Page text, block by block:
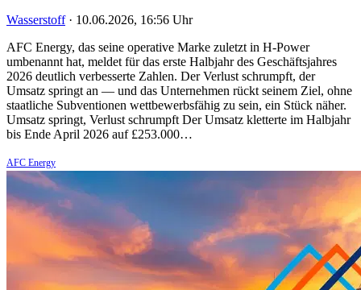
Wasserstoff · 10.06.2026, 16:56 Uhr
AFC Energy, das seine operative Marke zuletzt in H-Power
umbenannt hat, meldet für das erste Halbjahr des Geschäftsjahres
2026 deutlich verbesserte Zahlen. Der Verlust schrumpft, der
Umsatz springt an — und das Unternehmen rückt seinem Ziel, ohne
staatliche Subventionen wettbewerbsfähig zu sein, ein Stück näher.
Umsatz springt, Verlust schrumpft Der Umsatz kletterte im Halbjahr
bis Ende April 2026 auf £253.000…
AFC Energy